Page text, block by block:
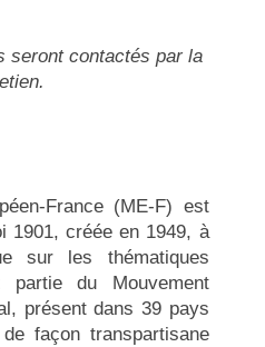
seront contactés par la
France (ME-F) est
1901, créée en 1949, à
sur les thématiques
partie du Mouvement
présent dans 39 pays
façon transpartisane